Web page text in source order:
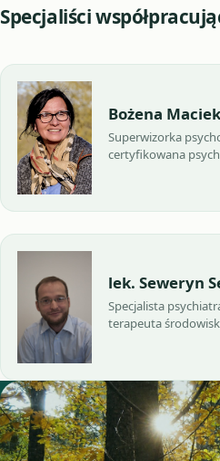
Specjaliści
Bożena
Superwizorka
certyfikowana
lek. Seweryn
Specjalista
terapeuta